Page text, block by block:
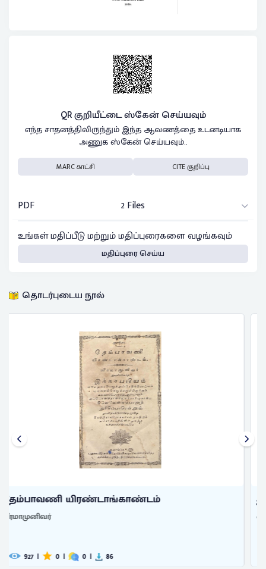
QR குறியீட்டை ஸ்கேன் செய்யவும்
எந்த சாதனத்திலிருந்தும் இந்த ஆவணத்தை உடனடியாக
அணுக ஸ்கேன் செய்யவும்..
MARC காட்சி CITE குறிப்பு
PDF
2 Files
உங்கள் மதிப்பீடு மற்றும் மதிப்புரைகளை வழங்கவும்
மதிப்புரை செய்ய
தொடர்புடைய நூல்
திருக்காவலூர்
கலம்பகம்
திருக்காவலூர் கலம்பகம்
வீரமாமுனிவர்
10.7 K+ 0 0